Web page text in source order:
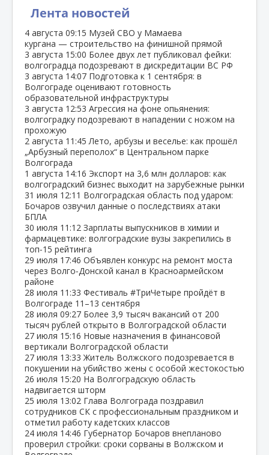
Лента новостей
4 августа 09:15 Музей СВО у Мамаева
кургана — строительство на финишной прямой
3 августа 15:00 Более двух лет публиковал фейки:
волгоградца подозревают в дискредитации ВС РФ
3 августа 14:07 Подготовка к 1 сентября: в
Волгограде оценивают готовность
образовательной инфраструктуры
3 августа 12:53 Агрессия на фоне опьянения:
волгоградку подозревают в нападении с ножом на
прохожую
2 августа 11:45 Лето, арбузы и веселье: как прошёл
„Арбузный переполох“ в Центральном парке
Волгограда
1 августа 14:16 Экспорт на 3,6 млн долларов: как
волгоградский бизнес выходит на зарубежные рынки
31 июля 12:11 Волгоградская область под ударом:
Бочаров озвучил данные о последствиях атаки
БПЛА
30 июля 11:12 Зарплаты выпускников в химии и
фармацевтике: волгоградские вузы закрепились в
топ‑15 рейтинга
29 июля 17:46 Объявлен конкурс на ремонт моста
через Волго‑Донской канал в Красноармейском
районе
28 июля 11:33 Фестиваль #ТриЧетыре пройдёт в
Волгограде 11–13 сентября
28 июля 09:27 Более 3,9 тысяч вакансий от 200
тысяч рублей открыто в Волгоградской области
27 июля 15:16 Новые назначения в финансовой
вертикали Волгоградской области
27 июля 13:33 Житель Волжского подозревается в
покушении на убийство жены с особой жестокостью
26 июля 15:20 На Волгоградскую область
надвигается шторм
25 июля 13:02 Глава Волгограда поздравил
сотрудников СК с профессиональным праздником и
отметил работу кадетских классов
24 июля 14:46 Губернатор Бочаров внепланово
проверил стройки: сроки сорваны в Волжском и